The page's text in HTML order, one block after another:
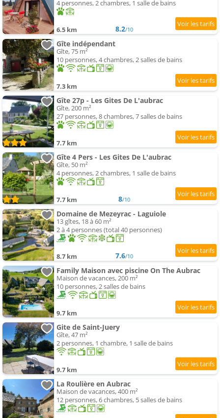
4 personnes, 2 chambres, 1 salle de bains
6.5 km 8.2/10
Gîte indépendant
Gîte, 75 m²
10 personnes, 4 chambres, 2 salles de bains
7.3 km
Gîte 27p - Les Gites De L'aubrac
Gîte, 200 m²
27 personnes, 8 chambres, 7 salles de bains
7.7 km
Gîte 4 Pers - Les Gites De L'aubrac
Gîte, 50 m²
4 personnes, 2 chambres, 1 salle de bains
7.7 km 8/10
Domaine de Mezeyrac - Laguiole
13 gîtes, 18 à 60 m²
2 à 4 personnes (total 40 personnes)
8.7 km 7.6/10
Family Maison avec piscine On The Aubrac
Maison de vacances, 200 m²
10 personnes, 2 salles de bains
9.7 km
Gite de Saint-Juery
Gîte, 47 m²
2 personnes, 1 chambre, 1 salle de bains
9.7 km
La Roulière en Aubrac
Maison de vacances, 400 m²
12 personnes, 6 chambres, 5 salles de bains